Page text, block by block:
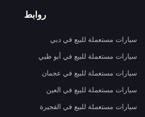
روابط
سيارات مستعملة للبيع في دبي
سيارات مستعملة للبيع في أبو ظبي
سيارات مستعملة للبيع في عجمان
سيارات مستعملة للبيع في العين
سيارات مستعملة للبيع في الفجيرة